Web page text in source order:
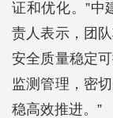
证和优化。”中
责人表示，团
安全质量稳定
监测管理，密
稳高效推进。”